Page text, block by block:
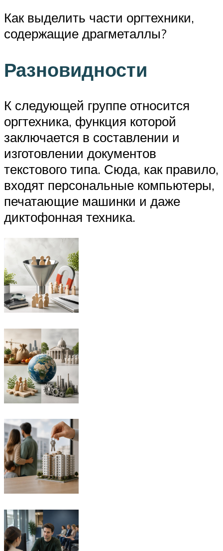
Как выделить части оргтехники,
содержащие драгметаллы?
Разновидности
К следующей группе относится
оргтехника, функция которой
заключается в составлении и
изготовлении документов
текстового типа. Сюда, как правило,
входят персональные компьютеры,
печатающие машинки и даже
диктофонная техника.